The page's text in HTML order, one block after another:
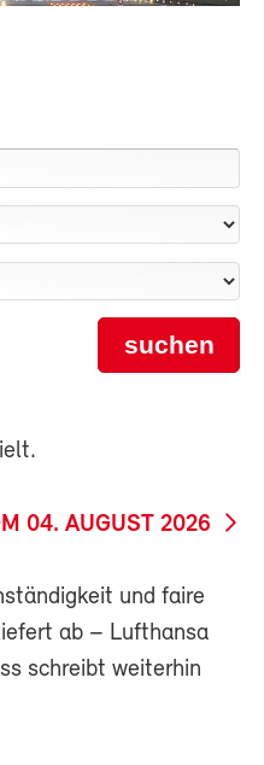
suchen
04. AUGUST 2026
und faire
ab – Lufthansa
schreibt weiterhin